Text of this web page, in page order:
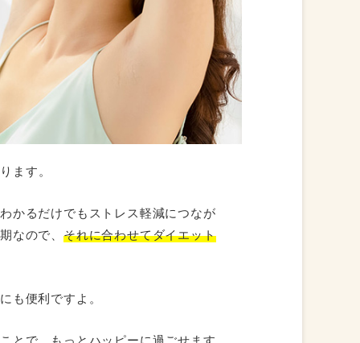
ます。
かるだけでもストレス軽減につなが
なので、それに合わせてダイエット
も便利ですよ。